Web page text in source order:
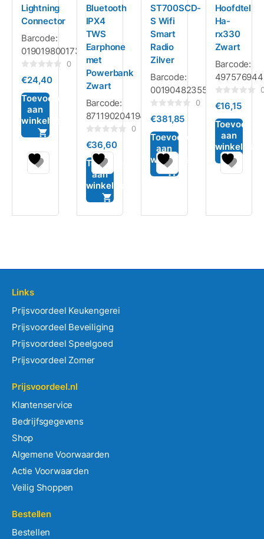
Lightning
Connector
Barcode:
0190198001733
0
5
0
€24,40
Toevoegen
aan
winkelwagen
Bluetooth
IPX4
TWS
Earphone
met
Powerbank
Zwart
Barcode:
8711902041948
0
uit
5
0
€36,60
Toevoegen
aan
winkelwagen
ST700SCD-
S Wifi
Smart
Radio
Zilver
Barcode:
0019048235589
0
5
0
€381,85
Toevoegen
aan
winkelwagen
Hoofdtel
Ha-
rx330
Zwart
Barcode:
0
5
€16,15
Toevoegen
aan
Links
Prijsvoordeel Keukengerei
Prijsvoordeel Beveiliging
Prijsvoordeel Speelgoed
Prijsvoordeel Zomer
Prijsvoordeel.nl
Klantenservice
Bedrijfsgegevens
Shop
Algemene Voorwaarden
Actie Voorwaarden
Veilig Shoppen
Bestellen
Bestellen